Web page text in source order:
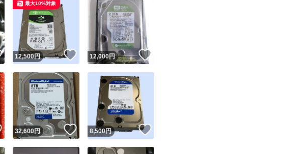
取引実績◯+ このユーザーはYahoo!フリマの取引を完了させた実績があります
他フリマ実績◯+ このユーザーは他フリマサービスでの取引実績があります
スピード&安心発送
※このバッジは実績に基づく表示であり、発送を保証しているものではありません
スピード＆安心発送
このユーザーは高頻度で24時間以内＆設定した発送日数内に発送してい
ます
スピード発送 このユーザーは高頻度で24時間以内に発送しています
コピーは1商品につき1回です
出品ページへ
キャンセル
いいね！
12,500円 いいね！
最大10%対象
12,000円
いいね！
32,600円 いいね！
8,500円